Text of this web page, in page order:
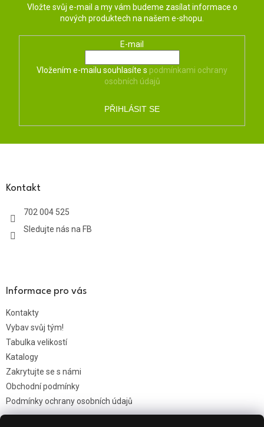
Vložte svůj e-mail a my vám budeme zasílat informace o
nových produktech na našem e-shopu.
E-mail
Vložením e-mailu souhlasíte s podmínkami ochrany
osobních údajů
PŘIHLÁSIT SE
Kontakt
702 004 525
Sledujte nás na FB
Informace pro vás
Kontakty
Vybav svůj tým!
Tabulka velikostí
Katalogy
Zakrytujte se s námi
Obchodní podmínky
Podmínky ochrany osobních údajů